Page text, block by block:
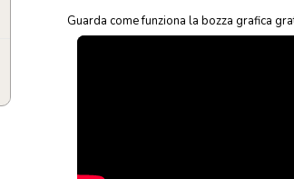
Guarda come funziona la bozza grafica